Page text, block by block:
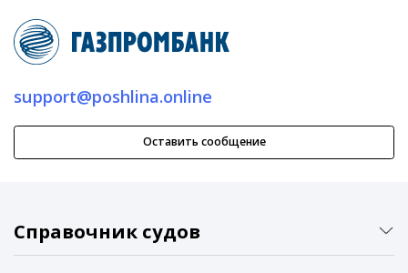
support@poshlina.online
Оставить сообщение
Справочник судов